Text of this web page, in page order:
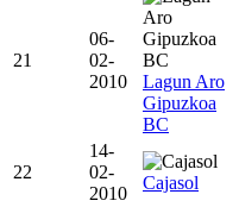
21
06-
02-
2010
Lagun Aro
Gipuzkoa
BC
22
14-
02-
2010
Cajasol